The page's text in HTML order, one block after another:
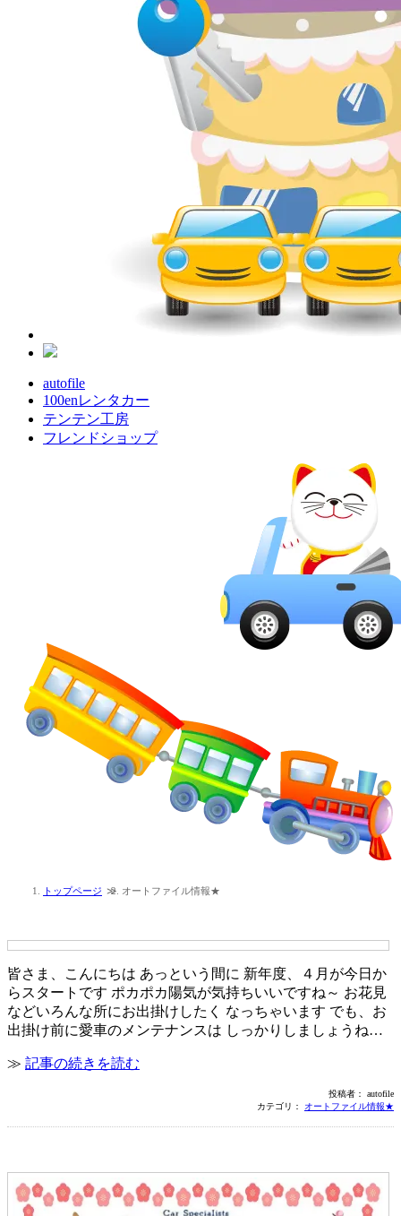
autofile
100enレンタカー
テンテン工房
フレンドショップ
トップページ オートファイル情報★
皆さま、こんにちは あっという間に 新年度、４月が今日か
らスタートです ポカポカ陽気が気持ちいいですね～ お花見
などいろんな所にお出掛けしたく なっちゃいます でも、お
出掛け前に愛車のメンテナンスは しっかりしましょうね…
≫ 記事の続きを読む
投稿者： autofile
カテゴリ： オートファイル情報★